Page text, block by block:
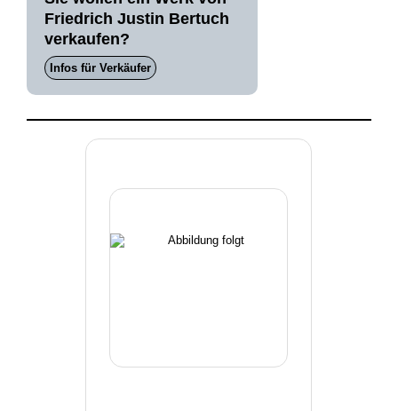
Friedrich Justin Bertuch
verkaufen?
Infos für Verkäufer